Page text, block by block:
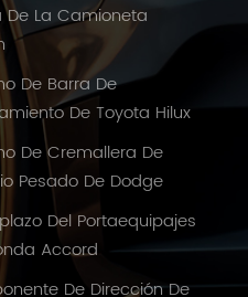
De La Camioneta
De Barra De
De Toyota Hilux
De Cremallera De
Pesado De Dodge
Del Portaequipajes
Accord
De Dirección De